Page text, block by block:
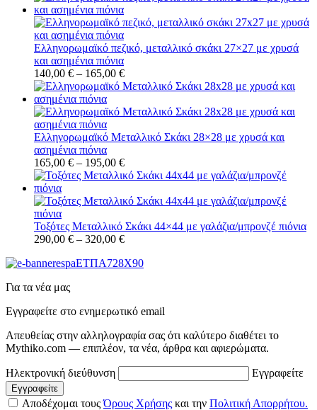
Ελληνορωμαϊκό πεζικό, μεταλλικό σκάκι 27×27 με χρυσά
και ασημένια πιόνια
140,00 € – 165,00 €
Ελληνορωμαϊκό Μεταλλικό Σκάκι 28×28 με χρυσά και
ασημένια πιόνια
165,00 € – 195,00 €
Τοξότες Μεταλλικό Σκάκι 44×44 με γαλάζια/μπρονζέ πιόνια
290,00 € – 320,00 €
Για τα νέα μας
Εγγραφείτε στο ενημερωτικό email
Απευθείας στην αλληλογραφία σας ότι καλύτερο διαθέτει το
Mythiko.com — επιπλέον, τα νέα, άρθρα και αφιερώματα.
Ηλεκτρονική διεύθυνση Εγγραφείτε
Αποδέχομαι τουςΌρους Χρήσης και την Πολιτική Απορρήτου.